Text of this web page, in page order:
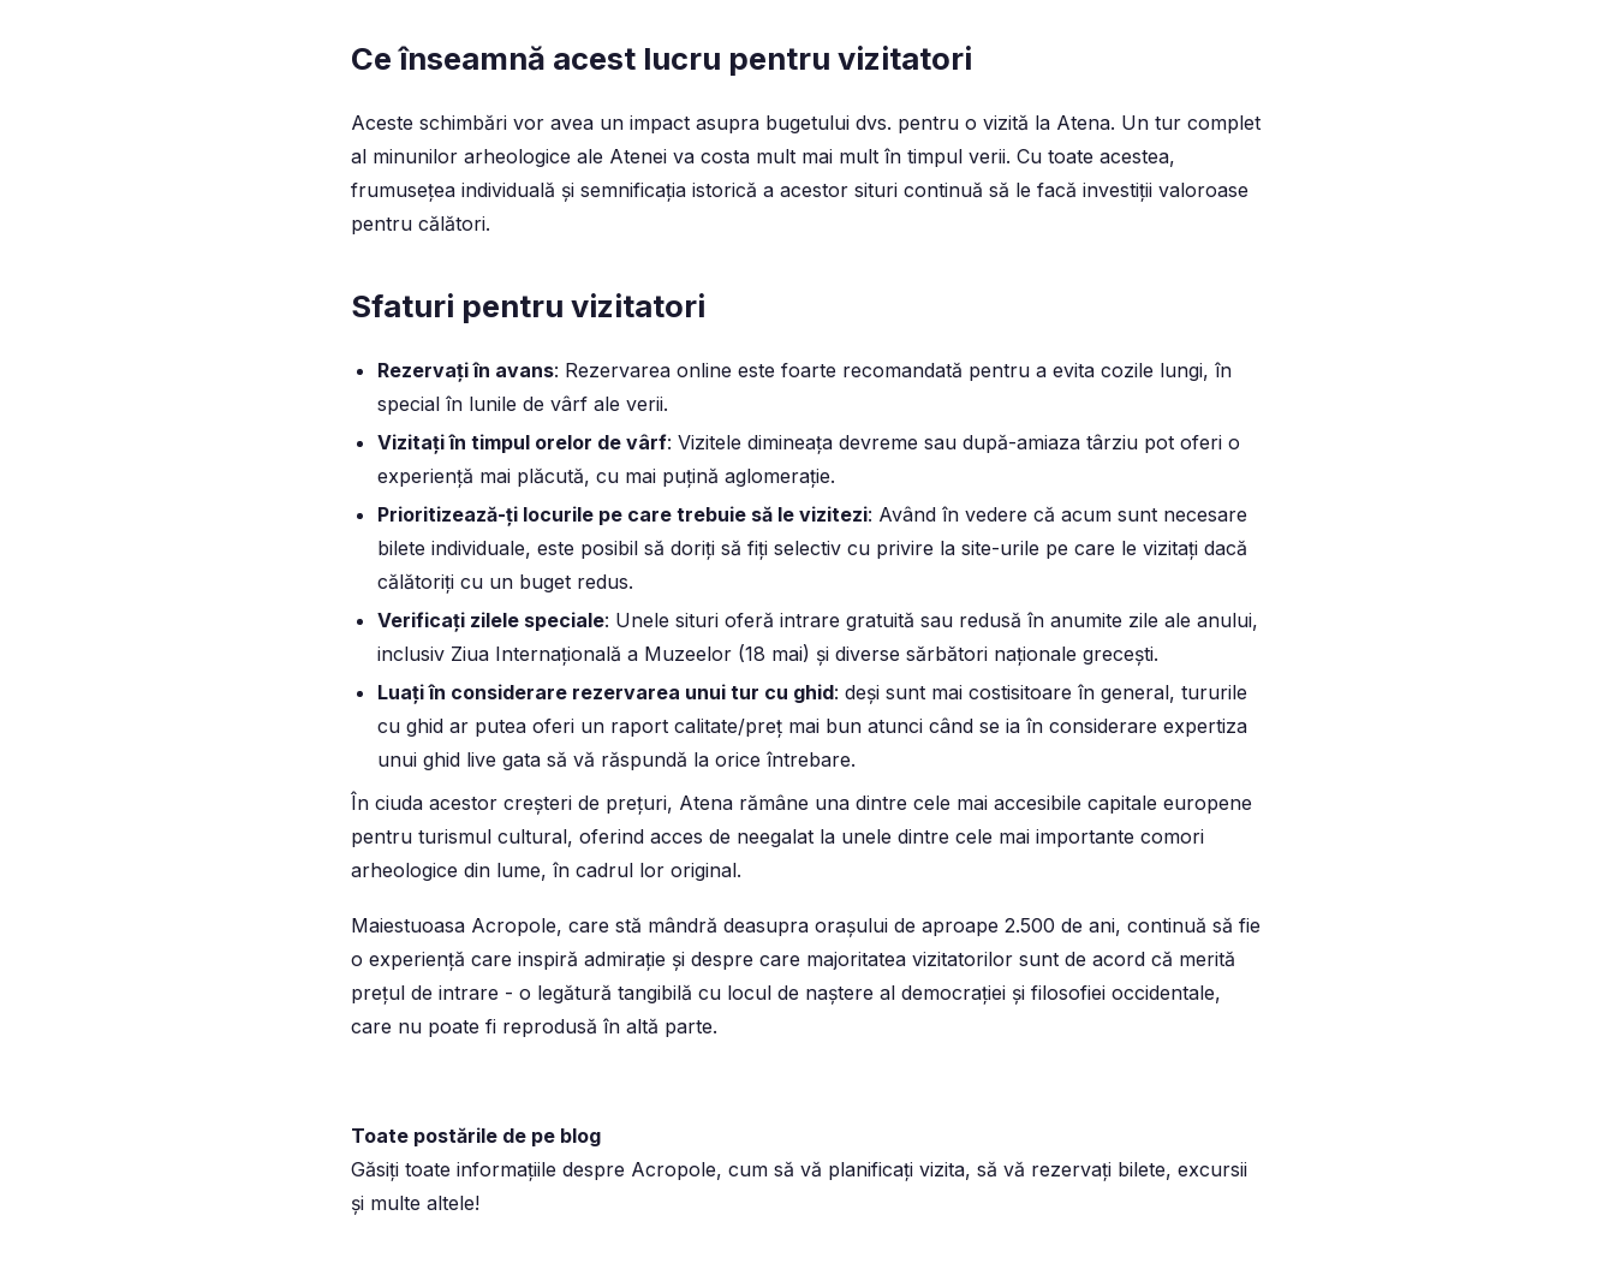
Ce înseamnă acest lucru pentru vizitatori
Aceste schimbări vor avea un impact asupra bugetului dvs. pentru o vizită la Atena. Un tur complet
al minunilor arheologice ale Atenei va costa mult mai mult în timpul verii. Cu toate acestea,
frumusețea individuală și semnificația istorică a acestor situri continuă să le facă investiții valoroase
pentru călători.
Sfaturi pentru vizitatori
Rezervați în avans: Rezervarea online este foarte recomandată pentru a evita cozile lungi, în
special în lunile de vârf ale verii.
Vizitați în timpul orelor de vârf: Vizitele dimineața devreme sau după-amiaza târziu pot oferi o
experiență mai plăcută, cu mai puțină aglomerație.
Prioritizează-ți locurile pe care trebuie să le vizitezi: Având în vedere că acum sunt necesare
bilete individuale, este posibil să doriți să fiți selectiv cu privire la site-urile pe care le vizitați dacă
călătoriți cu un buget redus.
Verificați zilele speciale: Unele situri oferăintrare gratuită sau redusă în anumite zile ale anului,
inclusiv Ziua Internațională a Muzeelor (18 mai) și diverse sărbători naționale grecești.
Luați în considerare rezervarea unui tur cu ghid: deși sunt mai costisitoare în general,tururile
cu ghid ar putea oferi un raport calitate/preț mai bun atunci când se ia în considerare expertiza
unui ghid live gata să vă răspundă la orice întrebare.
În ciuda acestor creșteri de prețuri, Atena rămâne una dintre cele mai accesibile capitale europene
pentru turismul cultural, oferind acces de neegalat la unele dintre cele mai importante comori
arheologice din lume, în cadrul lor original.
Maiestuoasa Acropole, care stă mândră deasupra orașului de aproape 2.500 de ani, continuă să fie
o experiență care inspiră admirație și despre care majoritatea vizitatorilor sunt de acord că merită
prețul de intrare - o legătură tangibilă cu locul de naștere al democrației și filosofiei occidentale,
care nu poate fi reprodusă în altă parte.
Toate postările de pe blog
Găsiți toate informațiile despre Acropole, cum să vă planificați vizita, să vă rezervați bilete, excursii
și multe altele!